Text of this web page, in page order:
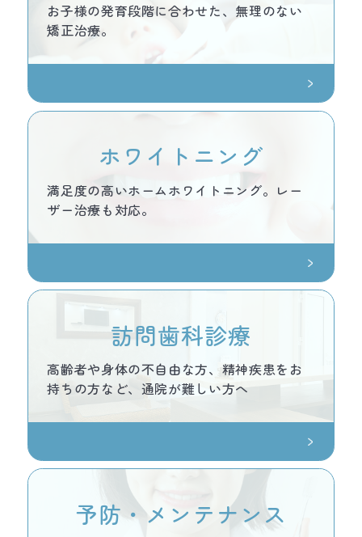
お子様の発育段階に合わせた、無理のない
矯正治療。
ホワイトニング
満足度の高いホームホワイトニング。レー
ザー治療も対応。
訪問歯科診療
高齢者や身体の不自由な方、精神疾患をお
持ちの方など、通院が難しい方へ
予防・メンテナンス